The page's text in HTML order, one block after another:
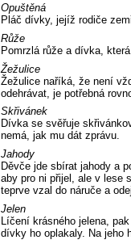
Opuštěná
Pláč dívky, jejíž rodiče
Růže
Pomrzlá růže a dívka,
Žežulice
Žežulice naříká, že není
odehrávat, je potřebná
Skřivánek
Dívka se svěřuje
nemá, jak mu dát zprávu.
Jahody
Děvče jde sbírat jahody a
aby pro ni přijel, ale v lese
teprve vzal do náruče a
Jelen
Líčení krásného jelena,
dívky ho oplakaly. Na jeho